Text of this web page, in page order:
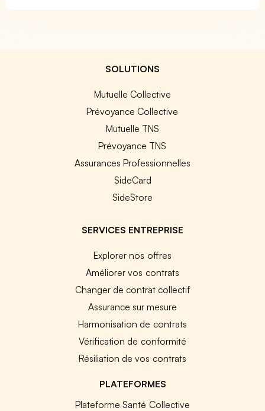
SOLUTIONS
Mutuelle Collective
Prévoyance Collective
Mutuelle TNS
Prévoyance TNS
Assurances Professionnelles
SideCard
SideStore
SERVICES ENTREPRISE
Explorer nos offres
Améliorer vos contrats
Changer de contrat collectif
Assurance sur mesure
Harmonisation de contrats
Vérification de conformité
Résiliation de vos contrats
PLATEFORMES
Plateforme Santé Collective